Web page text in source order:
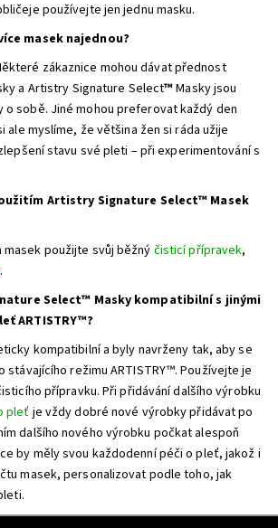
používejte jen jednu masku.
masek najednou?
zákaznice mohou dávat přednost
a Artistry Signature Select™Masky jsou
o sobě. Jiné mohou preferovat každý den
ale myslíme, že většina žen si ráda užije
stavu své pleti – při experimentování s
Artistry Signature Select™ Masek
masek použijte svůj běžný čisticí přípravek,
.
Select™ Masky kompatibilní s jinými
ARTISTRY™?
kompatibilní a byly navrženy tak, aby se
stávajícího režimu ARTISTRY™. Používejte je
přípravku. Při přidávání dalšího výrobku
pleťje vždy dobré nové výrobky přidávat po
dalšího nového výrobku počkat alespoň
by měly svou každodenní péči o pleť, jakož i
masek, personalizovat podle toho, jak